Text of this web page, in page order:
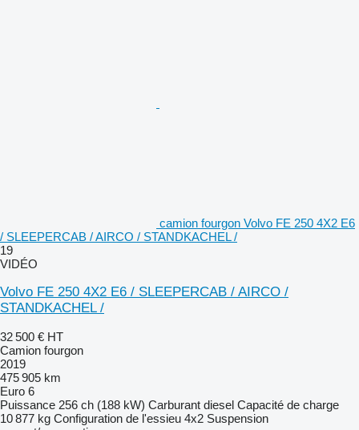
camion fourgon Volvo FE 250 4X2 E6
/ SLEEPERCAB / AIRCO / STANDKACHEL /
19
VIDÉO
Volvo FE 250 4X2 E6 / SLEEPERCAB / AIRCO /
STANDKACHEL /
32 500 € HT
Camion fourgon
2019
475 905 km
Euro 6
Puissance 256 ch (188 kW) Carburant diesel Capacité de charge
10 877 kg Configuration de l'essieu 4x2 Suspension